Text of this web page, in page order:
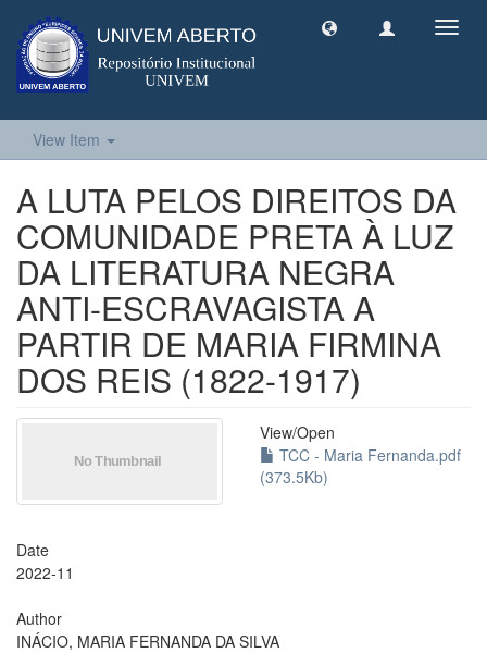
View Item
A LUTA PELOS DIREITOS DA
COMUNIDADE PRETA À LUZ
DA LITERATURA NEGRA
ANTI-ESCRAVAGISTA A
PARTIR DE MARIA FIRMINA
DOS REIS (1822-1917)
View/Open
TCC - Maria Fernanda.pdf
(373.5Kb)
Date
2022-11
Author
INÁCIO, MARIA FERNANDA DA SILVA